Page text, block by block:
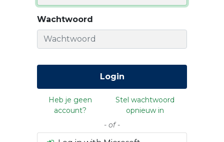
Wachtwoord
Login
Heb je geen
account?
Stel wachtwoord
opnieuw in
- of -